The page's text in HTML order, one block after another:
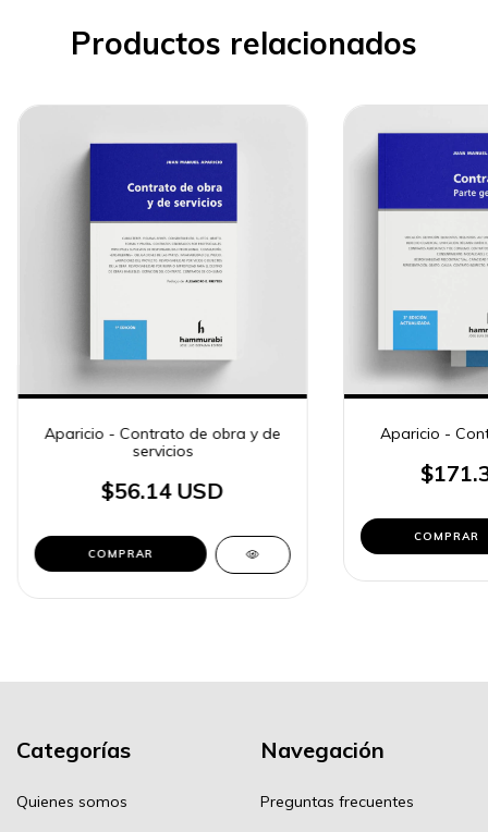
Productos relacionados
Aparicio - Contrato de obra y de
servicios
$56.14 USD
COMPRAR
Aparicio -
COMPRAR
Categorías
Quienes somos
Navegación
Preguntas frecuentes